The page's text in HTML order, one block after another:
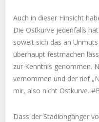
Auch in dieser Hinsicht
Die Ostkurve jedenfalls
soweit sich das an
überhaupt festmachen
zur Kenntnis genommen.
vernommen und der rief
mir, also nicht Ostkurve.
Dass der Stadiongänger